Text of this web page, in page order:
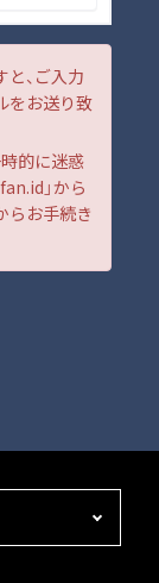
、ご入力
をお送り致
的に迷惑
」から
らお手続き